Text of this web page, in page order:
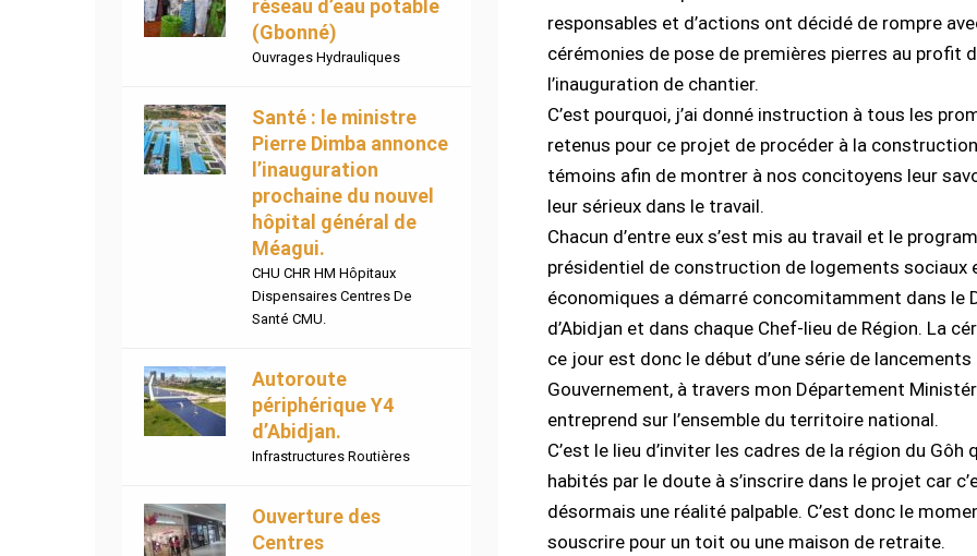
réseau d’eau potable
(Gbonné)
Ouvrages Hydrauliques
Santé : le ministre
Pierre Dimba annonce
l’inauguration
prochaine du nouvel
hôpital général de
Méagui.
CHU CHR HM Hôpitaux
Dispensaires Centres De
Santé CMU.
Autoroute
périphérique Y4
d’Abidjan.
Infrastructures Routières
Ouverture des
Centres
responsables et d’actions ont décidé de rompre
cérémonies de pose de premières pierres au profit
l’inauguration de chantier.
C’est pourquoi, j’ai donné instruction à tous les
retenus pour ce projet de procéder à la
témoins afin de montrer à nos concitoyens leur
leur sérieux dans le travail.
Chacun d’entre eux s’est mis au travail et le
présidentiel de construction de logements sociaux
économiques a démarré concomitamment dans le
d’Abidjan et dans chaque Chef-lieu de Région. La
ce jour est donc le début d’une série de lancements
Gouvernement, à travers mon Département
entreprend sur l’ensemble du territoire national.
C’est le lieu d’inviter les cadres de la région du Gôh
habités par le doute à s’inscrire dans le projet car
désormais une réalité palpable. C’est donc le
souscrire pour un toit ou une maison de retraite.